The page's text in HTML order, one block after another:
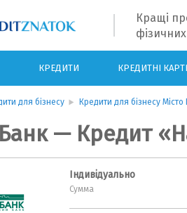
Кращі
КРЕДИТИ КРЕДИТНІ
для бізнесу Кредити для бізнесу Місто
— Кредит
Індивідуально
Сумма